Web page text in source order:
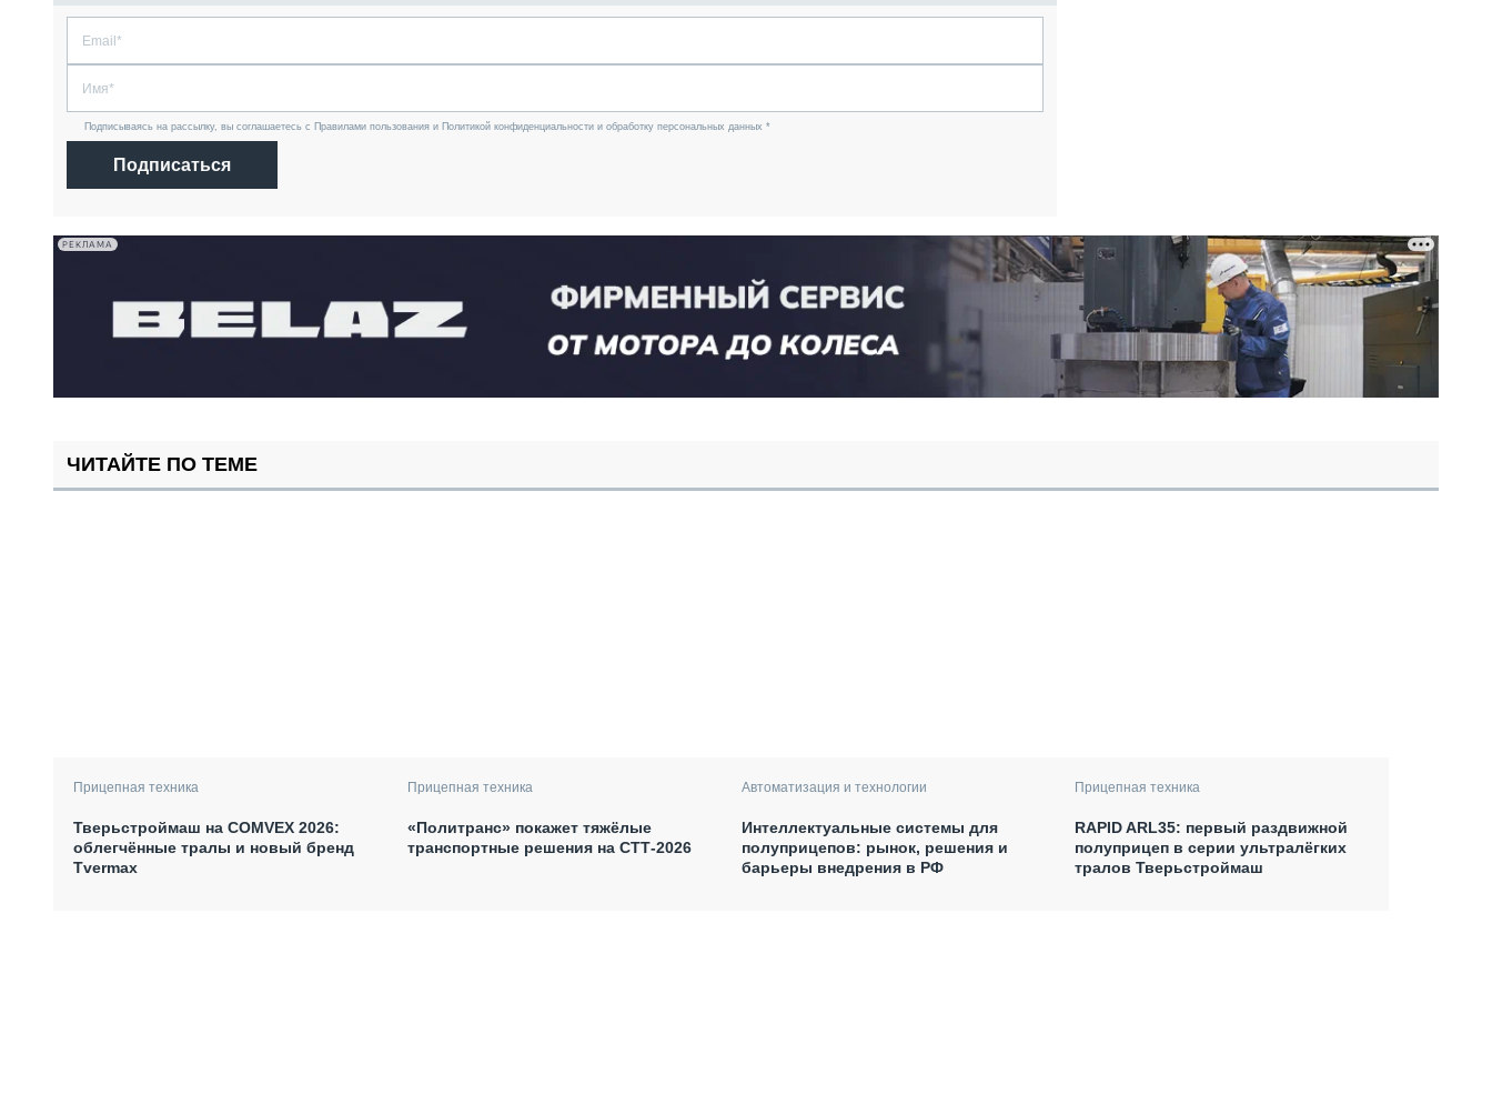
Подписываясь на рассылку, вы соглашаетесь с Правилами пользования и Политикой конфиденциальности и обработку персональных данных *
Подписаться
РЕКЛАМА
ЧИТАЙТЕ ПО ТЕМЕ
Прицепная техника
Тверьстроймаш на COMVEX 2026:
облегчённые тралы и новый бренд
Tvermax
Прицепная техника
«Политранс» покажет тяжёлые
транспортные решения на СТТ-2026
Автоматизация и технологии
Интеллектуальные системы для
полуприцепов: рынок, решения и
барьеры внедрения в РФ
Прицепная техника
RAPID ARL35: первый раздвижной
полуприцеп в серии ультралёгких
тралов Тверьстроймаш